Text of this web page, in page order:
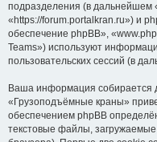
подразделения (в
«https://forum.portalkran.ru») и
обеспечение phpBB»,
Teams») используют
пользовательских сессий (в
Ваша информация собирается
«Грузоподъёмные краны»
обеспечением phpBB
текстовые файлы,